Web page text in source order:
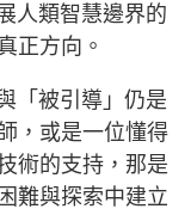
人類智慧邊界的
正方向。
「被引導」仍是
，或是一位懂得
術的支持，那是
難與探索中建立